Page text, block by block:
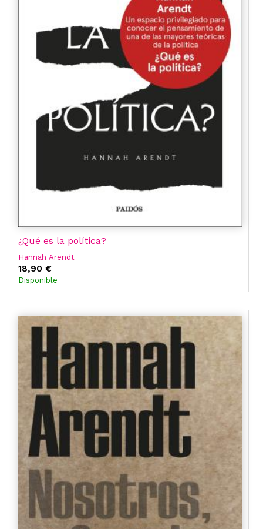
¿Qué es la política?
Hannah Arendt
18,90 €
Disponible